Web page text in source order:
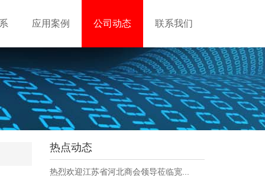
应用案例 公司动态 联系我们
热点动态
热烈欢迎江苏省河北商会领导莅临宽...